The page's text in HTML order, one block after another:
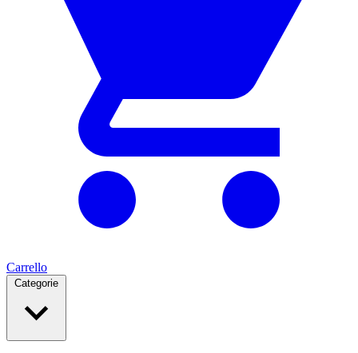
Carrello
Categorie